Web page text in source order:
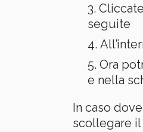
seguite
Ora
e nella
In caso
scollegare